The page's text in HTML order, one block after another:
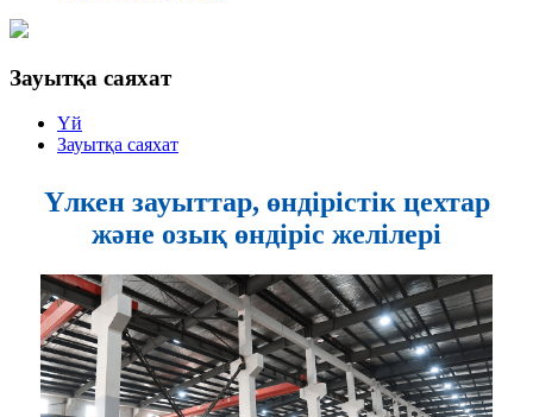
Зауытқа саяхат
Үй
Зауытқа саяхат
Үлкен зауыттар, өндірістік цехтар
және озық өндіріс желілері